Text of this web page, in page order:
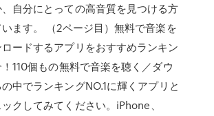
自分にとっての高音質を見つける方
ます。 （2ページ目）無料で音楽を
ードするアプリをおすすめランキン
110個もの無料で音楽を聴く／ダウ
中でランキングNO.1に輝くアプリと
クしてみてください。iPhone、